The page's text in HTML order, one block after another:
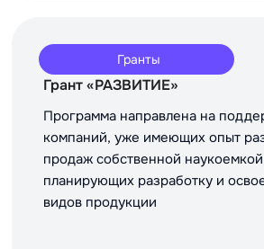
Гранты
Грант «РАЗВИТИЕ»
Программа направлена на
компаний, уже имеющих опыт
продаж собственной
планирующих разработку и
видов продукции